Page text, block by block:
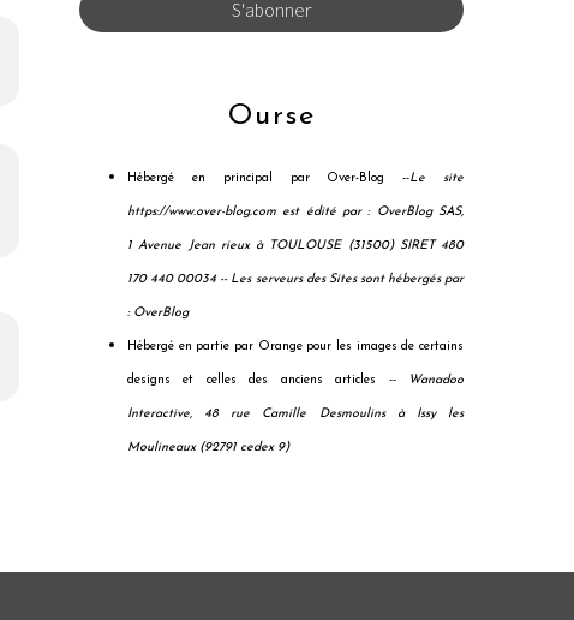
Ourse
Hébergé en principal par Over-Blog --Le site
https://www.over-blog.com est édité par : OverBlog SAS,
1 Avenue Jean rieux à TOULOUSE (31500) SIRET 480
170 440 00034 -- Les serveurs des Sites sont hébergés par
: OverBlog
Hébergé en partie par Orange pour les images de certains
designs et celles des anciens articles -- Wanadoo
Interactive, 48 rue Camille Desmoulins à Issy les
Moulineaux (92791 cedex 9)